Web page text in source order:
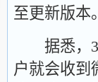
至更新版本。
据悉，3
户就会收到